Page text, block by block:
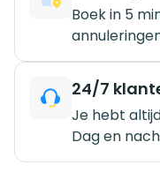
Boek in 5
24/7
Je hebt
Dag en